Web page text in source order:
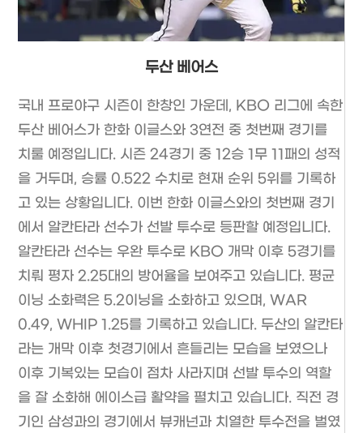
두산 베어스
국내 프로야구 시즌이 한창인 가운데, KBO 리그에 속한
두산 베어스가 한화 이글스와 3연전 중 첫번째 경기를
치룰 예정입니다. 시즌 24경기 중 12승 1무 11패의 성적
을 거두며, 승률 0.522 수치로 현재 순위 5위를 기록하
고 있는 상황입니다. 이번 한화 이글스와의 첫번째 경기
에서 알칸타라 선수가 선발 투수로 등판할 예정입니다.
알칸타라 선수는 우완 투수로 KBO 개막 이후 5경기를
치뤄 평자 2.25대의 방어율을 보여주고 있습니다. 평균
이닝 소화력은 5.2이닝을 소화하고 있으며, WAR
0.49, WHIP 1.25를 기록하고 있습니다. 두산의 알칸타
라는 개막 이후 첫경기에서 흔들리는 모습을 보였으나
이후 기복있는 모습이 점차 사라지며 선발 투수의 역할
을 잘 소화해 에이스급 활약을 펼치고 있습니다. 직전 경
기인 삼성과의 경기에서 뷰캐넌과 치열한 투수전을 벌였